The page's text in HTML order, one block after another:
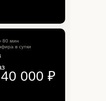
80 мин
в сутки
40 000 ₽